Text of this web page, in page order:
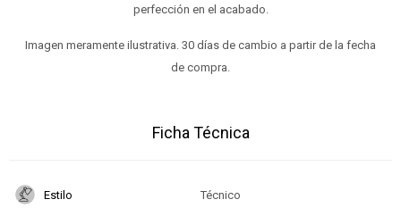
perfección en el acabado.
Imagen meramente ilustrativa. 30 días de cambio a partir de la fecha
de compra.
Ficha Técnica
Estilo Técnico